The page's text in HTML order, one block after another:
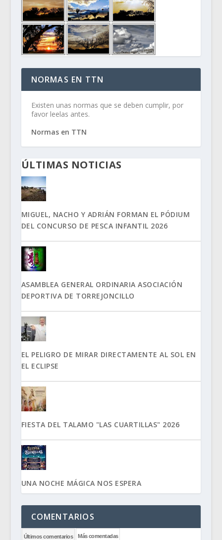
NORMAS EN TTN
Existen unas normas que se deben cumplir, por
favor leelas antes.
Normas en TTN
ÚLTIMAS NOTICIAS
MIGUEL, NACHO Y ADRIÁN FORMAN EL PÓDIUM
DEL CONCURSO DE PESCA INFANTIL 2026
ASAMBLEA GENERAL ORDINARIA ASOCIACIÓN
DEPORTIVA DE TORREJONCILLO
EL PELIGRO DE MIRAR DIRECTAMENTE AL SOL EN
EL ECLIPSE
FIESTA DEL TALAMO "LAS CUARTILLAS" 2026
UNA NOCHE MÁGICA NOS ESPERA
COMENTARIOS
Últimos comentarios Más comentadas